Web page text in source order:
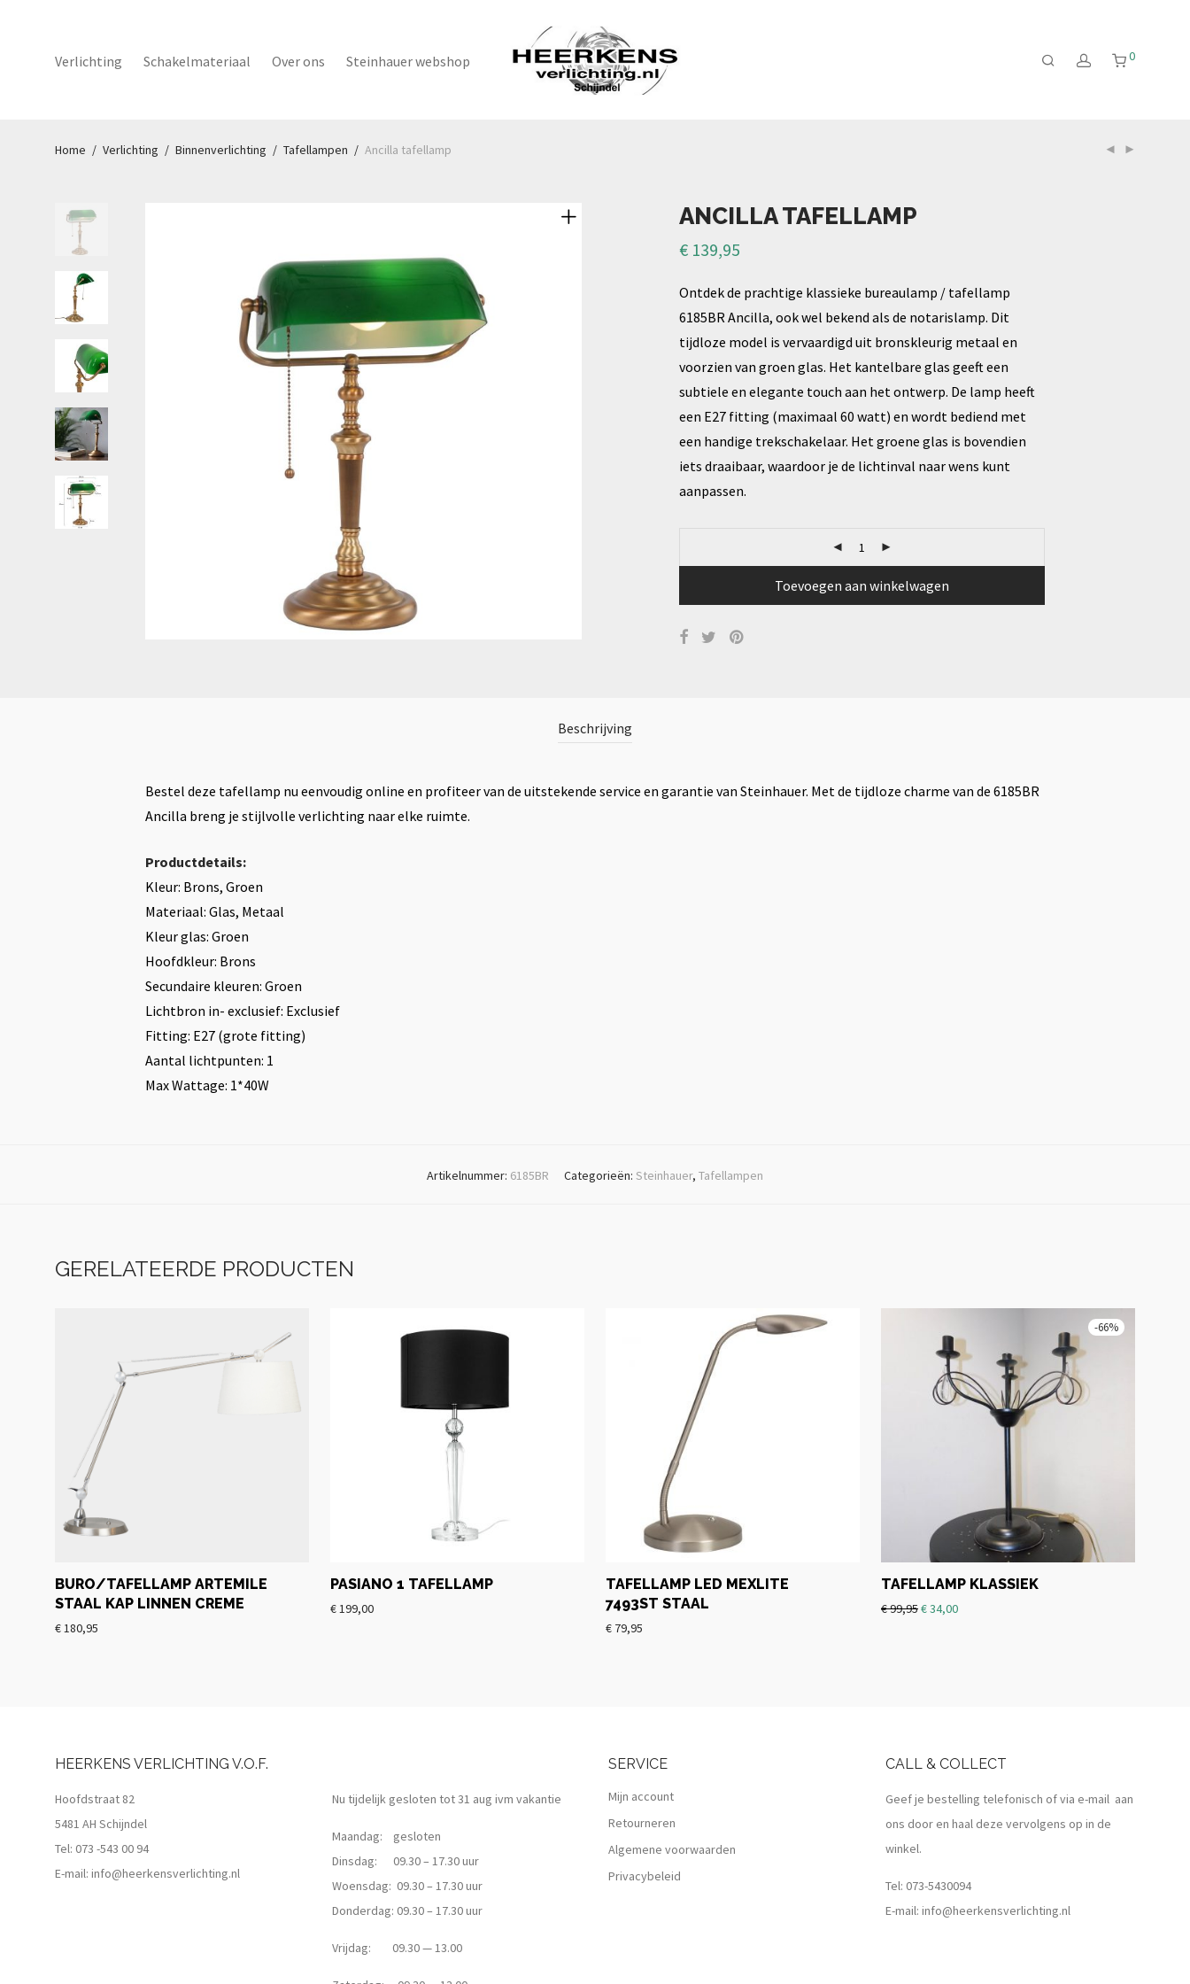
Verlichting Schakelmateriaal Over ons Steinhauer webshop 0
Home / Verlichting / Binnenverlichting / Tafellampen / Ancilla tafellamp
ANCILLA TAFELLAMP
€ 139,95
Ontdek de prachtige klassieke bureaulamp / tafellamp
6185BR Ancilla, ook wel bekend als de notarislamp. Dit
tijdloze model is vervaardigd uit bronskleurig metaal en
voorzien van groen glas. Het kantelbare glas geeft een
subtiele en elegante touch aan het ontwerp. De lamp heeft
een E27 fitting (maximaal 60 watt) en wordt bediend met
een handige trekschakelaar. Het groene glas is bovendien
iets draaibaar, waardoor je de lichtinval naar wens kunt
aanpassen.
Toevoegen aan winkelwagen
Beschrijving
Bestel deze tafellamp nu eenvoudig online en profiteer van de uitstekende service en garantie van Steinhauer. Met de tijdloze charme van de 6185BR
Ancilla breng je stijlvolle verlichting naar elke ruimte.
Productdetails:
Kleur: Brons, Groen
Materiaal: Glas, Metaal
Kleur glas: Groen
Hoofdkleur: Brons
Secundaire kleuren: Groen
Lichtbron in- exclusief: Exclusief
Fitting: E27 (grote fitting)
Aantal lichtpunten: 1
Max Wattage: 1*40W
Artikelnummer: 6185BR Categorieën: Steinhauer, Tafellampen
GERELATEERDE PRODUCTEN
BURO/TAFELLAMP ARTEMILE
STAAL KAP LINNEN CREME
€180,95
PASIANO 1 TAFELLAMP
€199,00
TAFELLAMP LED MEXLITE
7493ST STAAL
€ 79,95
-66%
TAFELLAMP KLASSIEK
€99,95€34,00
HEERKENS VERLICHTING V.O.F.
Hoofdstraat 82
5481 AH Schijndel
Tel: 073 -543 00 94
E-mail: info@heerkensverlichting.nl
Nu tijdelijk gesloten tot 31 aug ivm vakantie
Maandag: gesloten
Dinsdag: 09.30 – 17.30 uur
Woensdag: 09.30 – 17.30 uur
Donderdag: 09.30 – 17.30 uur
Vrijdag: 09.30 — 13.00
SERVICE
Mijn account
Retourneren
Algemene voorwaarden
Privacybeleid
CALL & COLLECT
Geef je bestelling telefonisch of via e-mail aan
ons door en haal deze vervolgens op in de
winkel.
Tel: 073-5430094
E-mail: info@heerkensverlichting.nl